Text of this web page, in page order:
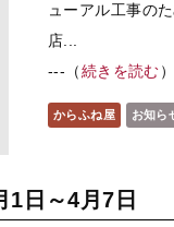
ューアル工事の
店...
---（続きを読む
からふね屋 お知ら
1日～4月7日